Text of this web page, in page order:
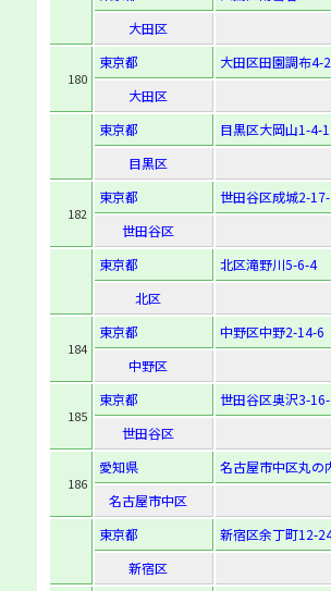
大田区
180
東京都
大田区田園調布4-
大田区
東京都
目黒区大岡山1-4-
目黒区
182
東京都
世田谷区成城2-
世田谷区
東京都
北区滝野川5-6-4
北区
184
東京都
中野区中野2-14-6
中野区
185
東京都
世田谷区奥沢3-
世田谷区
186
愛知県
名古屋市中区丸の
名古屋市中区
東京都
新宿区余丁町12-
新宿区